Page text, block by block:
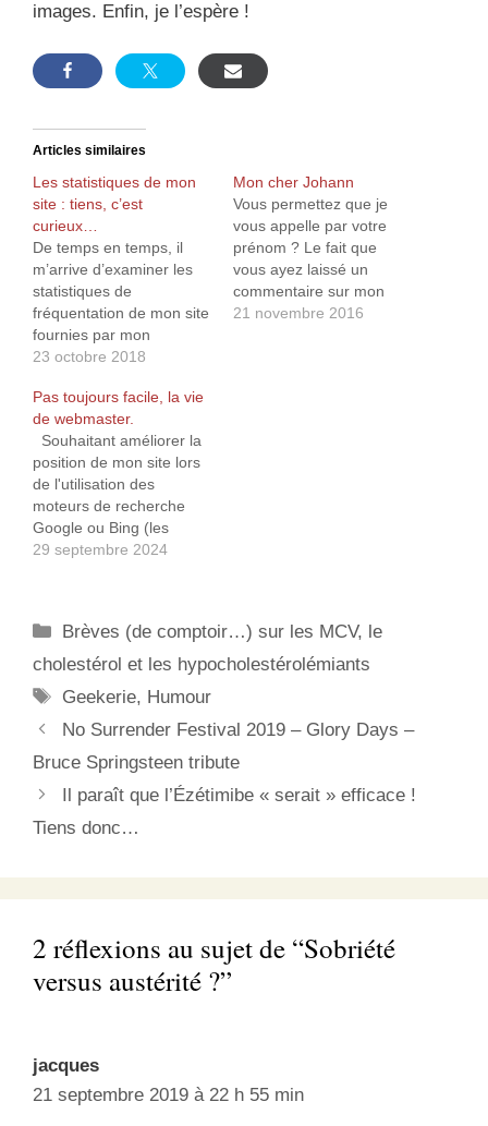
images. Enfin, je l’espère !
Articles similaires
Les statistiques de mon
site : tiens, c’est
curieux…
De temps en temps, il
m’arrive d’examiner les
statistiques de
fréquentation de mon site
fournies par mon
hébergeur (eh oui, je suis
Google Analytics…) et j’y
remarque parfois des
choses étonnantes : par
exemple de nombreuses
connexions provenant de
réseaux institutionnels,
d’universités françaises
(et même canadiennes),
23 octobre 2018
Mon cher Johann
Vous permettez que je
vous appelle par votre
prénom ? Le fait que
vous ayez laissé un
commentaire sur mon
site m’autorise une
21 novembre 2016
Pas toujours facile, la vie
de webmaster.
Souhaitant améliorer la
position de mon site lors
de l'utilisation des
moteurs de recherche
Google ou Bing (les
moteurs alternatifs
ce que les initiés
appellent le « ranking »
(Search Engine
Optimisation), c’est-à-dire
29 septembre 2024
Catégories
Brèves (de comptoir…) sur les MCV, le
cholestérol et les hypocholestérolémiants
Étiquettes
Geekerie, Humour
No Surrender Festival 2019 – Glory Days –
Bruce Springsteen tribute
Il paraît que l’Ézétimibe « serait » efficace !
Tiens donc…
2 réflexions au sujet de “Sobriété
versus austérité ?”
jacques
21 septembre 2019 à 22 h 55 min